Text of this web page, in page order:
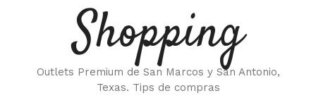
Shopping
Outlets Premium de San Marcos y San Antonio,
Texas. Tips de compras